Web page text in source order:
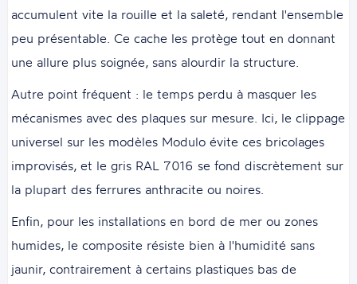
accumulent vite la rouille et la saleté, rendant l'ensemble
peu présentable. Ce cache les protège tout en donnant
une allure plus soignée, sans alourdir la structure.
Autre point fréquent : le temps perdu à masquer les
mécanismes avec des plaques sur mesure. Ici, le clippage
universel sur les modèles Modulo évite ces bricolages
improvisés, et le gris RAL 7016 se fond discrètement sur
la plupart des ferrures anthracite ou noires.
Enfin, pour les installations en bord de mer ou zones
humides, le composite résiste bien à l'humidité sans
jaunir, contrairement à certains plastiques bas de